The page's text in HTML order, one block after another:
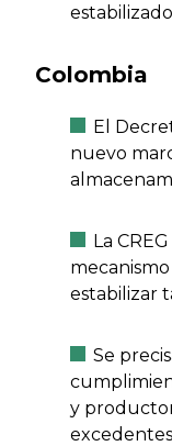
Colombia
El
nuevo
La
estabilizar
Se
y